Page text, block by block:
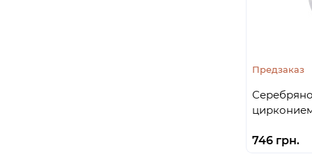
Предзаказ
746 грн.